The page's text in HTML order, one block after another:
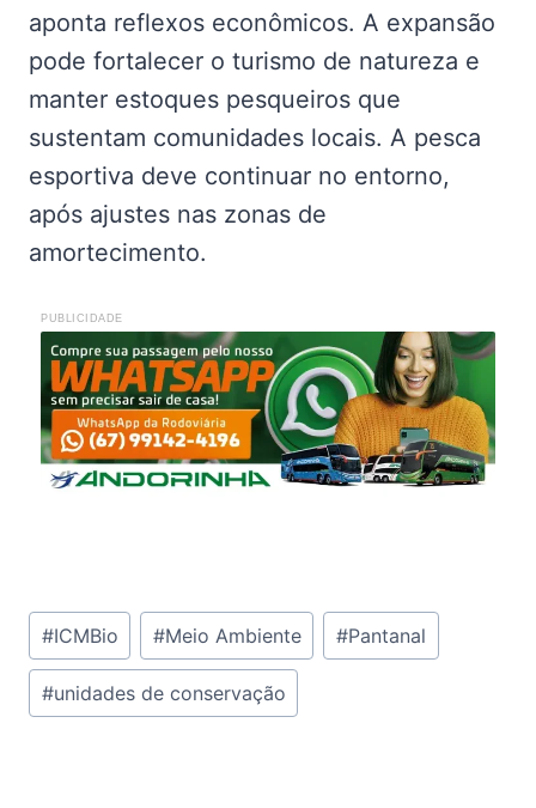
aponta reflexos econômicos. A expansão
pode fortalecer o turismo de natureza e
manter estoques pesqueiros que
sustentam comunidades locais. A pesca
esportiva deve continuar no entorno,
após ajustes nas zonas de
amortecimento.
PUBLICIDADE
Tags
do
Post:
#ICMBio #Meio Ambiente #Pantanal
#unidades de conservação